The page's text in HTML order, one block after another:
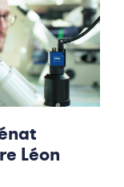
Léon